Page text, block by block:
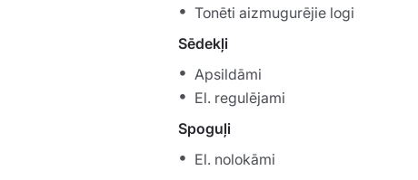
Tonēti aizmugurējie logi
Sēdekļi
Apsildāmi
El. regulējami
Spoguļi
El. nolokāmi